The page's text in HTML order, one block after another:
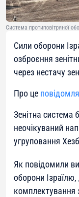
Система протиповітряної
Сили оборони
озброєння
через нестачу
Про це
Зенітна система
неочікуваний
угруповання
Як повідомили
оборони
комплектування